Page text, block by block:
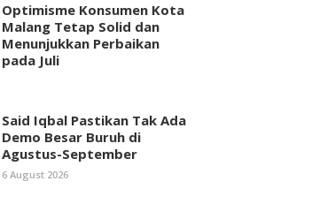
Optimisme Konsumen Kota
Malang Tetap Solid dan
Menunjukkan Perbaikan
pada Juli
Said Iqbal Pastikan Tak Ada
Demo Besar Buruh di
Agustus-September
6 August 2026